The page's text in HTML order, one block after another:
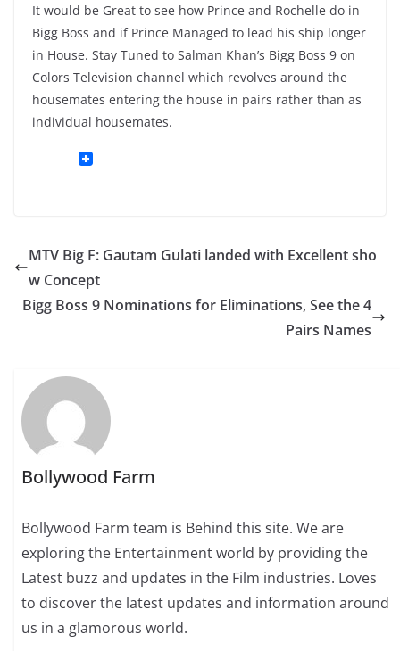
It would be Great to see how Prince and Rochelle do in
Bigg Boss and if Prince Managed to lead his ship longer
in House. Stay Tuned to Salman Khan’s Bigg Boss 9 on
Colors Television channel which revolves around the
housemates entering the house in pairs rather than as
individual housemates.
MTV Big F: Gautam Gulati landed with Excellent sho
w Concept
Bigg Boss 9 Nominations for Eliminations, See the 4
Pairs Names
Bollywood Farm
Bollywood Farm team is Behind this site. We are
exploring the Entertainment world by providing the
Latest buzz and updates in the Film industries. Loves
to discover the latest updates and information around
us in a glamorous world.